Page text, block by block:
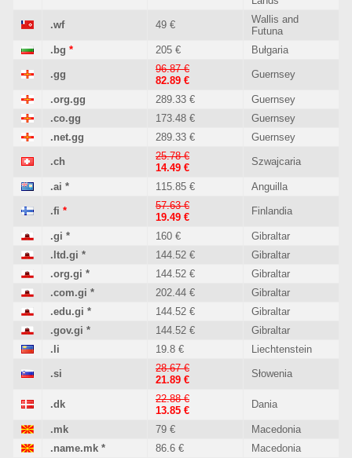
.wf 49 €
Wallis and
Futuna
.bg * 205 € Bułgaria
.gg
96.87 €
82.89 €
Guernsey
.org.gg 289.33 €
Guernsey
.co.gg
173.48 €
Guernsey
.net.gg
289.33 € Guernsey
.ch
25.78 €
14.49 €
Szwajcaria
.ai * 115.85 € Anguilla
.fi *
57.63 €
19.49 €
Finlandia
.gi * 160 €
Gibraltar
.ltd.gi * 144.52 €
Gibraltar
.org.gi * 144.52 €
Gibraltar
.com.gi * 202.44 €
Gibraltar
.edu.gi * 144.52 €
Gibraltar
.gov.gi * 144.52 €
Gibraltar
.li
19.8 € Liechtenstein
.si
28.67 €
21.89 €
Słowenia
.dk
22.88 €
13.85 €
Dania
.mk 79 €
Macedonia
.name.mk * 86.6 €
Macedonia